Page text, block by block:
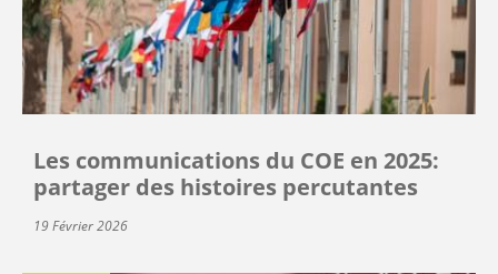
Les communications du COE en 2025:
partager des histoires percutantes
19 Février 2026